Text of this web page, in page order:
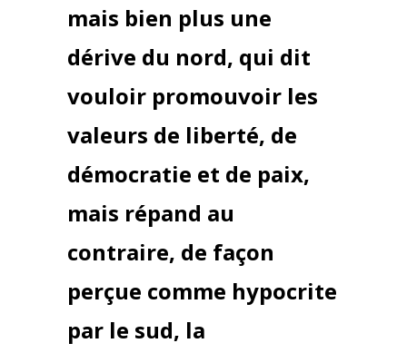
mais bien plus une
dérive du nord, qui dit
vouloir promouvoir les
valeurs de liberté, de
démocratie et de paix,
mais répand au
contraire, de façon
perçue comme hypocrite
par le sud, la